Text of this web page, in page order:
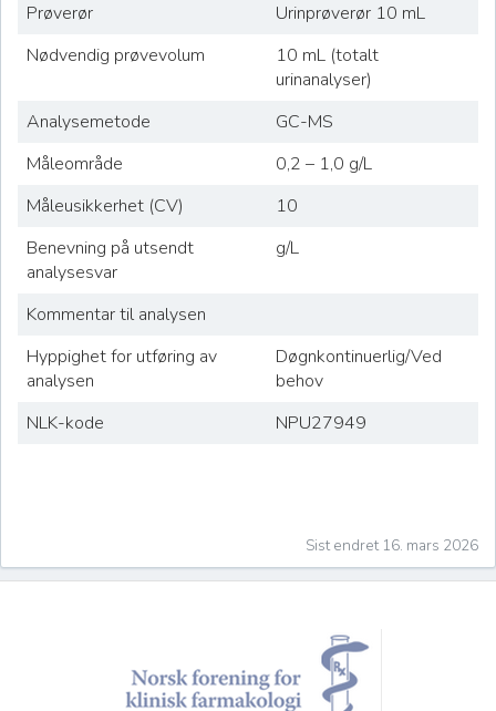
Prøverør
Urinprøverør 10 mL
Nødvendig prøvevolum
10 mL (totalt
urinanalyser)
Analysemetode
GC-MS
Måleområde
0,2 – 1,0 g/L
Måleusikkerhet (CV)
10
Benevning på utsendt
analysesvar
g/L
Kommentar til analysen
Hyppighet for utføring av
analysen
Døgnkontinuerlig/Ved
behov
NLK-kode
NPU27949
Sist endret 16. mars 2026